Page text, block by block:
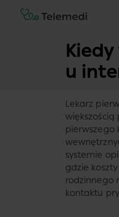
u
Lekarz
większością
pierwszego
systemie
gdzie
rodzinnego
kontaktu